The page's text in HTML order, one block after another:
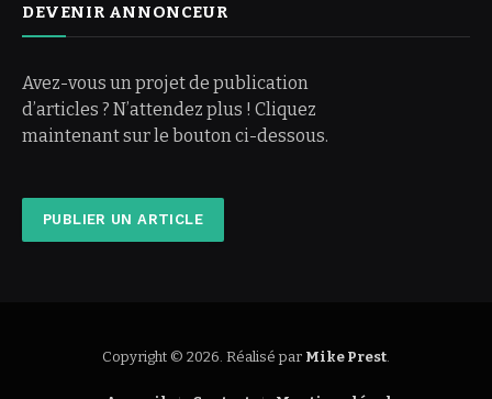
DEVENIR ANNONCEUR
Avez-vous un projet de publication
d’articles ? N’attendez plus ! Cliquez
maintenant sur le bouton ci-dessous.
PUBLIER UN ARTICLE
Copyright © 2026. Réalisé par Mike Prest.